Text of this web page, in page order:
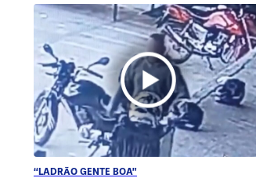
“LADRÃO GENTE BOA”